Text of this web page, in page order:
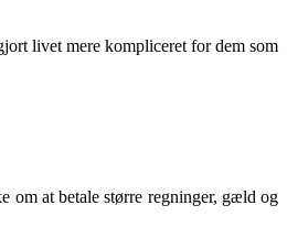
livet mere kompliceret for dem som
om at betale større regninger, gæld og